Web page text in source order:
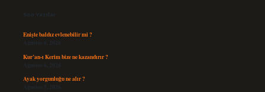
Son Yazılar
Enişte baldız evlenebilir mi ?
Ağustos 6, 2026
Kur’an-ı Kerim bize ne kazandırır ?
Ağustos 6, 2026
Ayak yorgunluğu ne alır ?
Ağustos 5, 2026